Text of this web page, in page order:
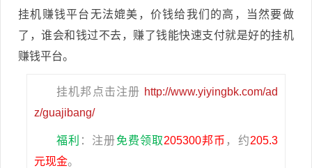
挂机赚钱平台无法媲美，价钱给我们的高，当然要做
了，谁会和钱过不去，赚了钱能快速支付就是好的挂机
赚钱平台。
挂机邦点击注册 http://www.yiyingbk.com/ad
z/guajibang/
福利 ：注册免费领取205300邦币 ，约205.3
元现金。